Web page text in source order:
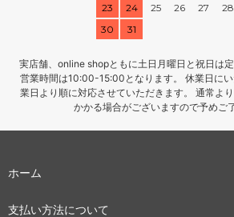
23
24 25 26 27 28
30
31
実店舗、online shopともに土日月曜日と祝日は定
営業時間は10:00-15:00となります。 休業日に
業日より順に対応させていただきます。 通常よ
かかる場合がございますので予めご
ホーム
支払い方法について